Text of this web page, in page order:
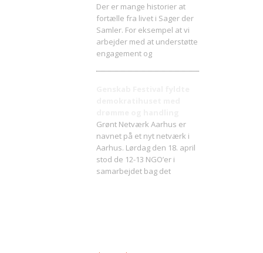
Der er mange historier at
fortælle fra livet i Sager der
Samler. For eksempel at vi
arbejder med at understøtte
engagement og
Grønt Netværk Aarhus er
navnet på et nyt netværk i
Aarhus. Lørdag den 18. april
stod de 12-13 NGO’er i
samarbejdet bag det